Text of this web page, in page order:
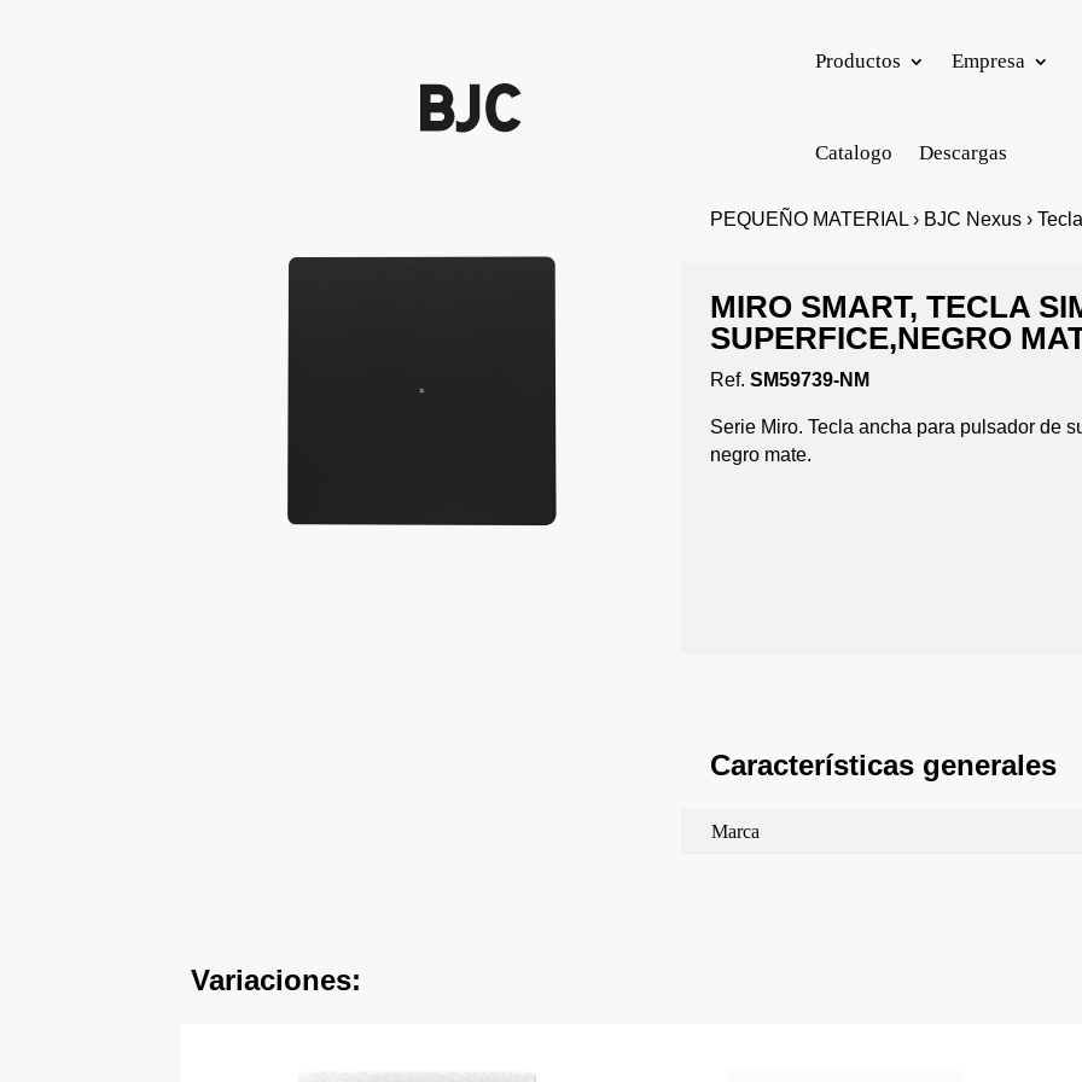
Productos Empresa
Catalogo Descargas
PEQUEÑO MATERIAL › BJC Nexus ›
MIRO SMART, TECLA
SUPERFICE,NEGRO
Ref.SM59739-NM
Serie Miro. Tecla ancha para pulsador de
negro mate.
Características generales
Marca
Variaciones: